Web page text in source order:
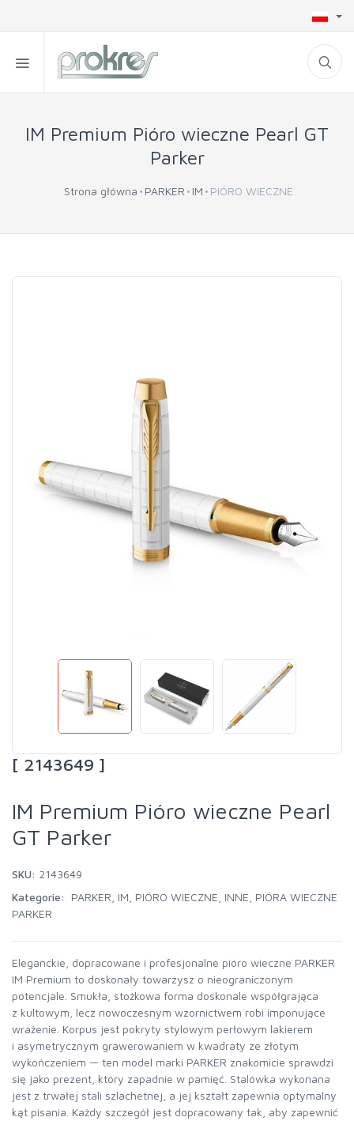
IM Premium Pióro wieczne Pearl GT
Parker
Strona główna PARKER IM PIÓRO WIECZNE
[ 2143649 ]
IM Premium Pióro wieczne Pearl
GT Parker
SKU: 2143649
Kategorie:
PARKER IM PIÓRO WIECZNE INNE PIÓRA WIECZNE
PARKER
Eleganckie, dopracowane i profesjonalne pióro wieczne PARKER
IM Premium to doskonały towarzysz o nieograniczonym
potencjale. Smukła, stożkowa forma doskonale współgrająca
z kultowym, lecz nowoczesnym wzornictwem robi imponujące
wrażenie. Korpus jest pokryty stylowym perłowym lakierem
i asymetrycznym grawerowaniem w kwadraty ze złotym
wykończeniem — ten model marki PARKER znakomicie sprawdzi
się jako prezent, który zapadnie w pamięć. Stalówka wykonana
jest z trwałej stali szlachetnej, a jej kształt zapewnia optymalny
kąt pisania. Każdy szczegół jest dopracowany tak, aby zapewnić